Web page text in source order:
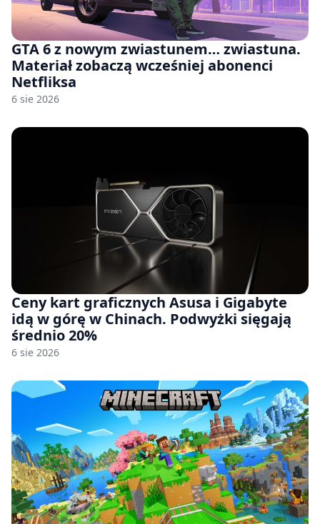
GTA 6 z nowym zwiastunem… zwiastuna.
Materiał zobaczą wcześniej abonenci
Netfliksa
6 sie 2026
Ceny kart graficznych Asusa i Gigabyte
idą w górę w Chinach. Podwyżki sięgają
średnio 20%
6 sie 2026